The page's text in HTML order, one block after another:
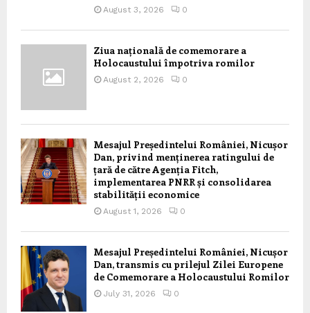
August 3, 2026 0
Ziua națională de comemorare a
Holocaustului împotriva romilor
August 2, 2026 0
Mesajul Președintelui României, Nicușor
Dan, privind menținerea ratingului de
țară de către Agenția Fitch,
implementarea PNRR și consolidarea
stabilității economice
August 1, 2026 0
Mesajul Președintelui României, Nicușor
Dan, transmis cu prilejul Zilei Europene
de Comemorare a Holocaustului Romilor
July 31, 2026 0